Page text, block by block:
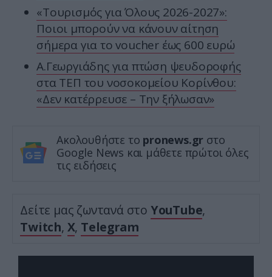
«Τουρισμός για Όλους 2026-2027»:
Ποιοι μπορούν να κάνουν αίτηση
σήμερα για το voucher έως 600 ευρώ
Α.Γεωργιάδης για πτώση ψευδοροφής
στα ΤΕΠ του νοσοκομείου Κορίνθου:
«Δεν κατέρρευσε – Την ξήλωσαν»
Ακολουθήστε το pronews.gr στο
Google News και μάθετε πρώτοι όλες
τις ειδήσεις
Δείτε μας ζωντανά στο YouTube,
Twitch, X, Telegram